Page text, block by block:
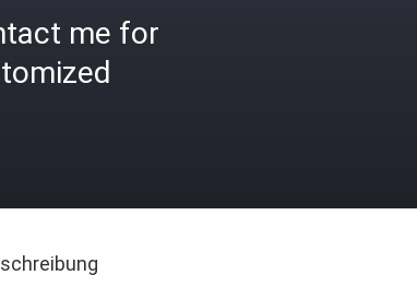
me for